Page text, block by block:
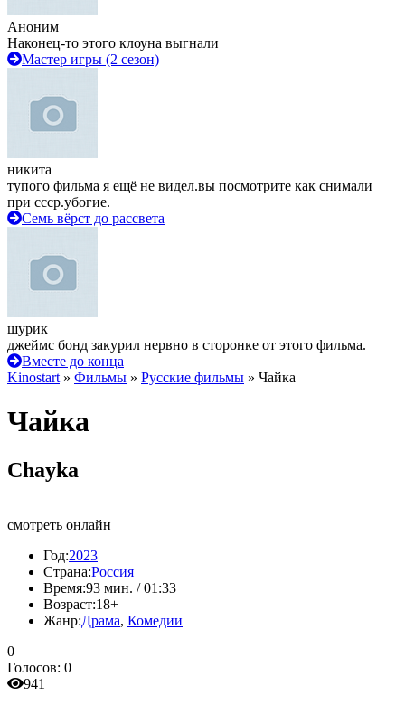
Аноним
Наконец-то этого клоуна выгнали
Мастер игры (2 сезон)
никита
тупого фильма я ещё не видел.вы посмотрите как снимали
при ссср.убогие.
Семь вёрст до рассвета
шурик
джеймс бонд закурил нервно в сторонке от этого фильма.
Вместе до конца
Kinostart » Фильмы » Русские фильмы » Чайка
Чайка
Chayka
смотреть онлайн
Год:2023
Страна:Россия
Время:93 мин. / 01:33
Возраст:18+
Жанр:Драма, Комедии
0
Голосов: 0
941